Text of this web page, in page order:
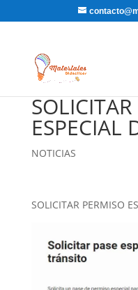
ESPECIAL
NOTICIAS
SOLICITAR PERMISO